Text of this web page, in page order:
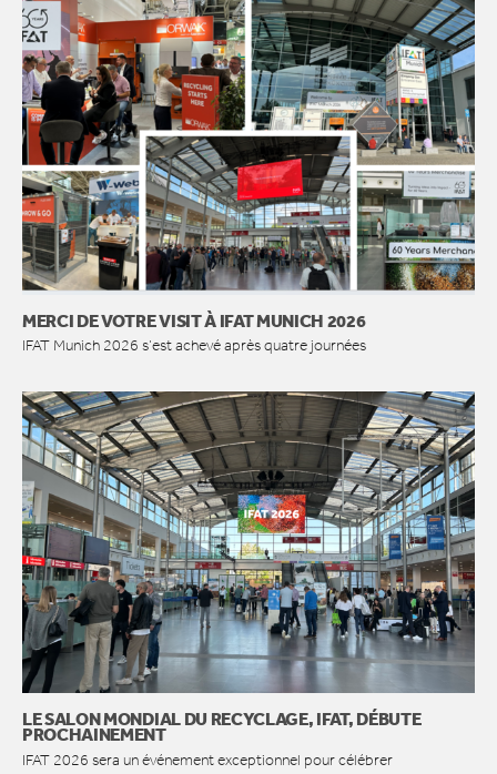
MERCI DE VOTRE VISIT À IFAT MUNICH 2026
IFAT Munich 2026 s’est achevé après quatre journées
LE SALON MONDIAL DU RECYCLAGE, IFAT, DÉBUTE
PROCHAINEMENT
IFAT 2026 sera un événement exceptionnel pour célébrer